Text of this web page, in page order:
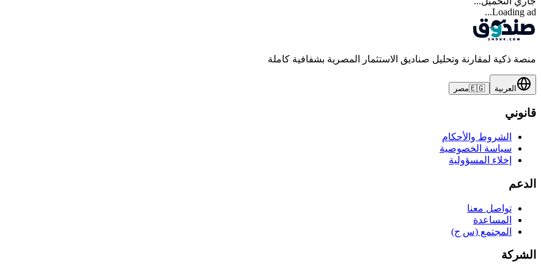
Loading ad...
منصة ذكية لمقارنة وتحليل صناديق الاستثمار المصرية بشفافية كاملة
العربية 🇪🇬مصر
قانوني
الشروط والأحكام
سياسة الخصوصية
إخلاء المسؤولية
الدعم
تواصل معنا
المساعدة
المجتمع (س ج)
الشركة